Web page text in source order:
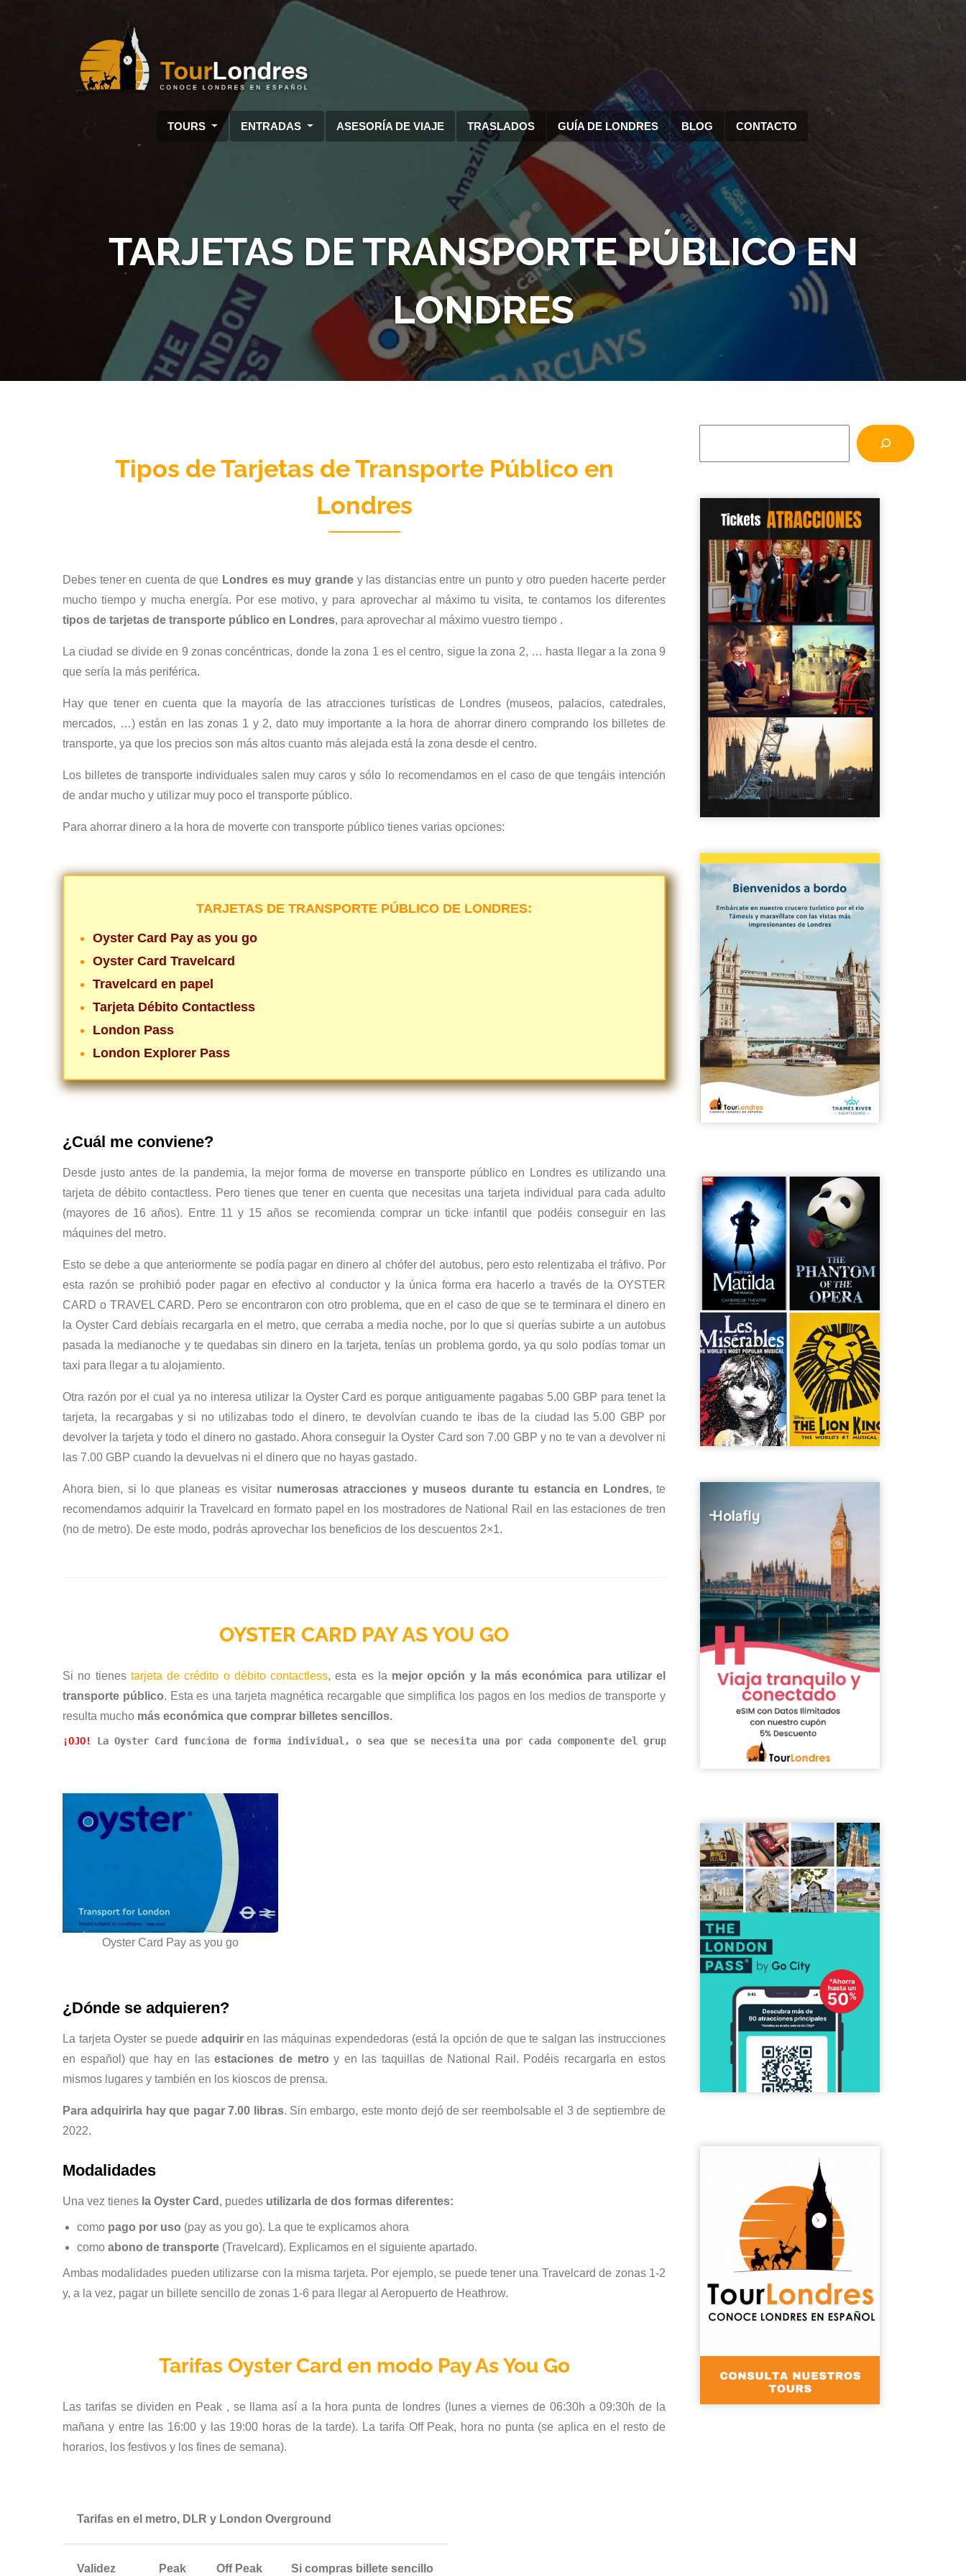
TOURS ENTRADAS ASESORÍA DE VIAJE TRASLADOS GUÍA DE LONDRES BLOG CONTACTO
TARJETAS DE TRANSPORTE PÚBLICO EN
LONDRES
Tipos de Tarjetas de Transporte Público en
Londres
Debes tener en cuenta de que Londres es muy grandey las distancias entre un punto y otro pueden hacerte perder
mucho tiempo y mucha energía. Por ese motivo, y para aprovechar al máximo tu visita, te contamos los diferentes
tipos de tarjetas de transporte público en Londres, para aprovechar al máximo vuestro tiempo .
La ciudad se divide en 9 zonas concéntricas, donde la zona 1 es el centro, sigue la zona 2, … hasta llegar a la zona 9
que sería la más periférica.
Hay que tener en cuenta que la mayoría de las atracciones turísticas de Londres (museos, palacios, catedrales,
mercados, …) están en las zonas 1 y 2, dato muy importante a la hora de ahorrar dinero comprando los billetes de
transporte, ya que los precios son más altos cuanto más alejada está la zona desde el centro.
Los billetes de transporte individuales salen muy caros y sólo lo recomendamos en el caso de que tengáis intención
de andar mucho y utilizar muy poco el transporte público.
Para ahorrar dinero a la hora de moverte con transporte público tienes varias opciones:
TARJETAS DE TRANSPORTE PÚBLICO DE LONDRES:
Oyster Card Pay as you go
Oyster Card Travelcard
Travelcard en papel
Tarjeta Débito Contactless
London Pass
London Explorer Pass
¿Cuál me conviene?
Desde justo antes de la pandemia, la mejor forma de moverse en transporte público en Londres es utilizando una
tarjeta de débito contactless. Pero tienes que tener en cuenta que necesitas una tarjeta individual para cada adulto
(mayores de 16 años). Entre 11 y 15 años se recomienda comprar un ticke infantil que podéis conseguir en las
máquines del metro.
Esto se debe a que anteriormente se podía pagar en dinero al chófer del autobus, pero esto relentizaba el tráfivo. Por
esta razón se prohibió poder pagar en efectivo al conductor y la única forma era hacerlo a través de la OYSTER
CARD o TRAVEL CARD. Pero se encontraron con otro problema, que en el caso de que se te terminara el dinero en
la Oyster Card debíais recargarla en el metro, que cerraba a media noche, por lo que si querías subirte a un autobus
pasada la medianoche y te quedabas sin dinero en la tarjeta, tenías un problema gordo, ya qu solo podías tomar un
taxi para llegar a tu alojamiento.
Otra razón por el cual ya no interesa utilizar la Oyster Card es porque antiguamente pagabas 5.00 GBP para tenet la
tarjeta, la recargabas y si no utilizabas todo el dinero, te devolvían cuando te ibas de la ciudad las 5.00 GBP por
devolver la tarjeta y todo el dinero no gastado. Ahora conseguir la Oyster Card son 7.00 GBP y no te van a devolver ni
las 7.00 GBP cuando la devuelvas ni el dinero que no hayas gastado.
Ahora bien, si lo que planeas es visitar numerosas atracciones y museos durante tu estancia en Londres, te
recomendamos adquirir la Travelcard en formato papel en los mostradores de National Rail en las estaciones de tren
(no de metro). De este modo, podrás aprovechar los beneficios de los descuentos 2×1.
OYSTER CARD PAY AS YOU GO
Si no tienes tarjeta de crédito o débito contactless, esta es la mejor opción y la más económica para utilizar el
transporte público. Esta es una tarjeta magnética recargable que simplifica los pagos en los medios de transporte y
resulta mucho más económica que comprar billetes sencillos.
¡OJO! La Oyster Card funciona de forma individual, o sea que se necesita una por cada componente del grupo (los niños menores de 10 años viajan gratis).
Oyster Card Pay as you go
¿Dónde se adquieren?
La tarjeta Oyster se puede adquiriren las máquinas expendedoras (está la opción de que te salgan las instrucciones
en español) que hay en lasestaciones de metro y en las taquillas de National Rail. Podéis recargarla en estos
mismos lugares y también en los kioscos de prensa.
Para adquirirla hay que pagar 7.00 libras. Sin embargo, este monto dejó de ser reembolsable el 3 de septiembre de
2022.
Modalidades
Una vez tienes la Oyster Card , puedes utilizarla de dos formas diferentes:
como pago por uso (pay as you go). La que te explicamos ahora
como abono de transporte (Travelcard). Explicamos en el siguiente apartado.
Ambas modalidades pueden utilizarse con la misma tarjeta. Por ejemplo, se puede tener una Travelcard de zonas 1-2
y, a la vez, pagar un billete sencillo de zonas 1-6 para llegar al Aeropuerto de Heathrow.
Tarifas Oyster Card en modo Pay As You Go
Las tarifas se dividen en Peak , se llama así a la hora punta de londres (lunes a viernes de 06:30h a 09:30h de la
mañana y entre las 16:00 y las 19:00 horas de la tarde). La tarifa Off Peak, hora no punta (se aplica en el resto de
horarios, los festivos y los fines de semana).
Tarifas en el metro, DLR y London Overground
Validez Peak Off Peak Si compras billete sencillo